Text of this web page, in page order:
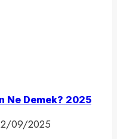
Ne Demek? 2025
09/2025